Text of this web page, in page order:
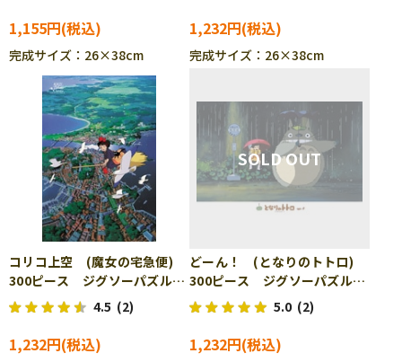
1,155円
完成サイズ：26×38cm
1,232円
完成サイズ：26×38cm
コリコ上空 (魔女の宅急便)
300ピース ジグソーパズル
ENS-300-249
4.5 (2)
1,232円
どーん！ (となりのトトロ)
300ピース ジグソーパズル
ENS-300-270 5.0 (2)
1,232円